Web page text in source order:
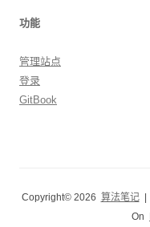
功能
管理站点
登录
GitBook
Copyright© 2026 算法笔记|
On